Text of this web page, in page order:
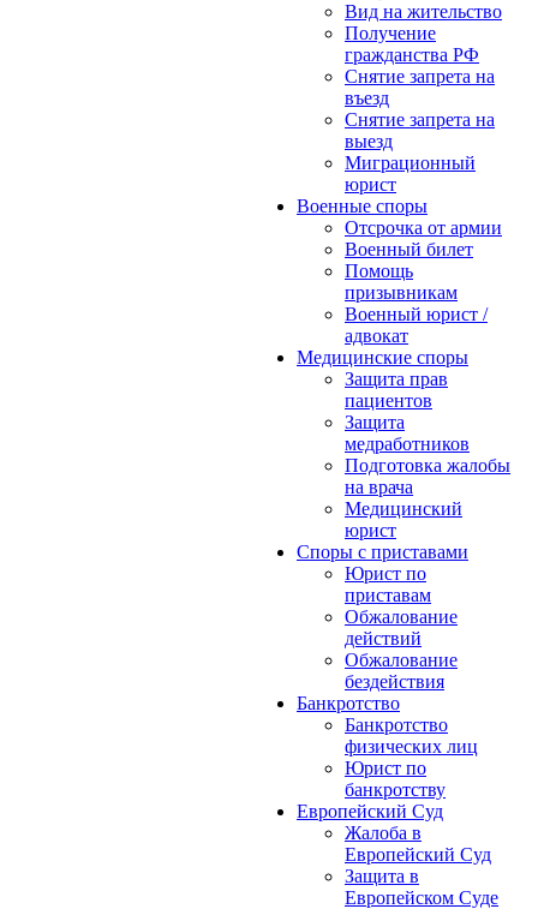
Вид на жительство
Получение
гражданства РФ
Снятие запрета на
въезд
Снятие запрета на
выезд
Миграционный
юрист
Военные споры
Отсрочка от армии
Военный билет
Помощь
призывникам
Военный юрист /
адвокат
Медицинские споры
Защита прав
пациентов
Защита
медработников
Подготовка жалобы
на врача
Медицинский
юрист
Споры с приставами
Юрист по
приставам
Обжалование
действий
Обжалование
бездействия
Банкротство
Банкротство
физических лиц
Юрист по
банкротству
Европейский Суд
Жалоба в
Европейский Суд
Защита в
Европейском Суде